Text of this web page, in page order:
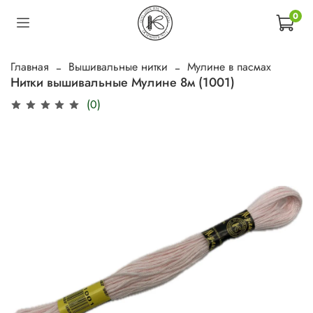
0
Главная Вышивальные нитки Мулине в пасмах
Нитки вышивальные Мулине 8м (1001)
(0)